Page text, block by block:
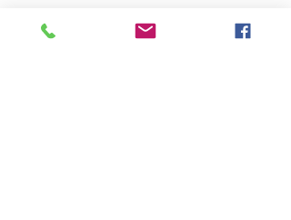
Descuentosa partir de